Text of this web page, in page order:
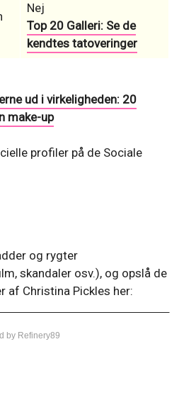
Nej
Top 20 Galleri: Se de
kendtes tatoveringer
ud i virkeligheden: 20
make-up
profiler på de Sociale
og rygter
skandaler osv.), og opslå de
af Christina Pickles her:
by Refinery89